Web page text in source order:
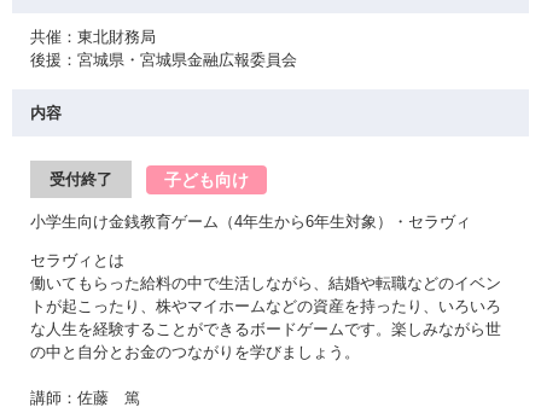
共催：東北財務局
後援：宮城県・宮城県金融広報委員会
内容
受付終了 子ども向け
小学生向け金銭教育ゲーム（4年生から6年生対象）・セラヴィ
セラヴィとは
働いてもらった給料の中で生活しながら、結婚や転職などのイベン
トが起こったり、株やマイホームなどの資産を持ったり、いろいろ
な人生を経験することができるボードゲームです。楽しみながら世
の中と自分とお金のつながりを学びましょう。
講師：佐藤 篤